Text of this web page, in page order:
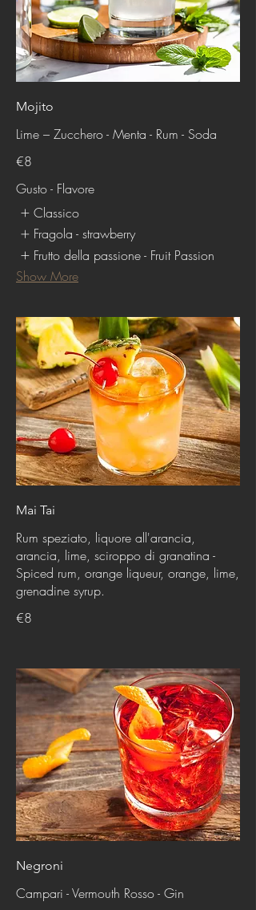
Mojito
Lime – Zucchero - Menta - Rum - Soda
€8
Gusto - Flavore
Classico
Fragola - strawberry
Frutto della passione - Fruit Passion
Show More
Mai Tai
Rum speziato, liquore all'arancia,
arancia, lime, sciroppo di granatina -
Spiced rum, orange liqueur, orange, lime,
grenadine syrup.
€8
Negroni
Campari - Vermouth Rosso - Gin